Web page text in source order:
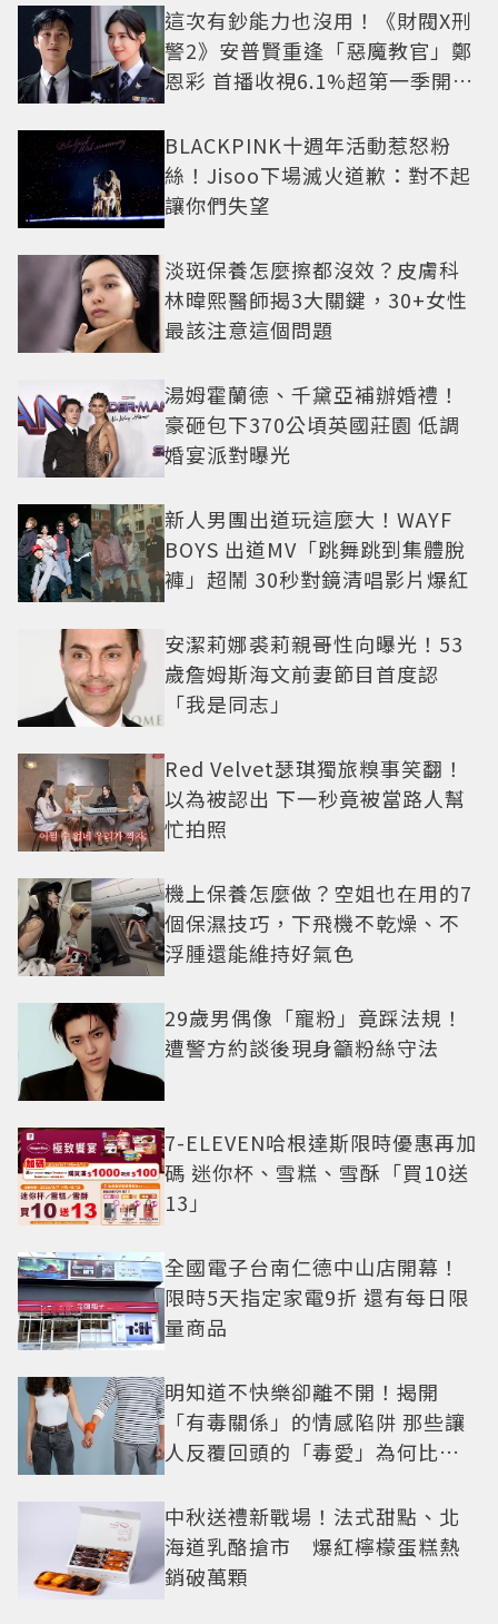
這次有鈔能力也沒用！《財閥X刑
警2》安普賢重逢「惡魔教官」鄭
恩彩 首播收視6.1%超第一季開紅
BLACKPINK十週年活動惹怒粉
絲！Jisoo下場滅火道歉：對不起
讓你們失望
淡斑保養怎麼擦都沒效？皮膚科
林暐熙醫師揭3大關鍵，30+女性
最該注意這個問題
湯姆霍蘭德、千黛亞補辦婚禮！
豪砸包下370公頃英國莊園 低調
婚宴派對曝光
新人男團出道玩這麼大！WAYF
BOYS 出道MV「跳舞跳到集體脫
褲」超鬧 30秒對鏡清唱影片爆紅
安潔莉娜裘莉親哥性向曝光！53
歲詹姆斯海文前妻節目首度認
「我是同志」
Red Velvet瑟琪獨旅糗事笑翻！
以為被認出 下一秒竟被當路人幫
忙拍照
機上保養怎麼做？空姐也在用的7
個保濕技巧，下飛機不乾燥、不
浮腫還能維持好氣色
29歲男偶像「寵粉」竟踩法規！
遭警方約談後現身籲粉絲守法
7-ELEVEN哈根達斯限時優惠再加
碼 迷你杯、雪糕、雪酥「買10送
13」
全國電子台南仁德中山店開幕！
限時5天指定家電9折 還有每日限
量商品
明知道不快樂卻離不開！揭開
「有毒關係」的情感陷阱 那些讓
人反覆回頭的「毒愛」為何比菸
中秋送禮新戰場！法式甜點、北
海道乳酪搶市 爆紅檸檬蛋糕熱
銷破萬顆